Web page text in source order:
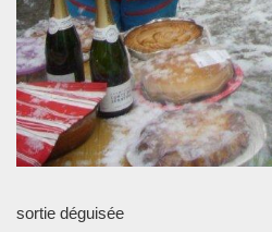
sortie déguisée